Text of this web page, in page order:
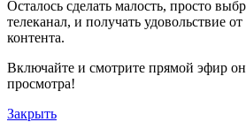
Осталось сделать малость, просто
телеканал, и получать удовольствие
контента.
Включайте и смотрите прямой эфир
просмотра!
Закрыть